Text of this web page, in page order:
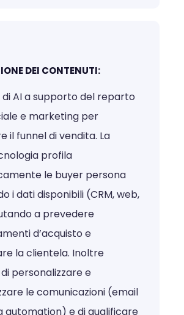
DEI CONTENUTI:
AI a supporto del reparto
e marketing per
il funnel di vendita. La
profila
le buyer persona
i dati disponibili (CRM, web,
a prevedere
d’acquisto e
la clientela. Inoltre
personalizzare e
le comunicazioni (email
automation) e di qualificare